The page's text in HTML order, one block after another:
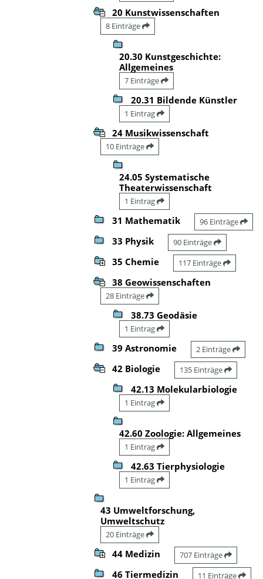
20 Kunstwissenschaften
8 Einträge
20.30 Kunstgeschichte:
Allgemeines
7 Einträge
20.31 Bildende Künstler
1 Eintrag
24 Musikwissenschaft
10 Einträge
24.05 Systematische
Theaterwissenschaft
1 Eintrag
31 Mathematik 96 Einträge
33 Physik 90 Einträge
35 Chemie 117 Einträge
38 Geowissenschaften
28 Einträge
38.73 Geodäsie
1 Eintrag
39 Astronomie 2 Einträge
42 Biologie 135 Einträge
42.13 Molekularbiologie
1 Eintrag
42.60 Zoologie: Allgemeines
1 Eintrag
42.63 Tierphysiologie
1 Eintrag
43 Umweltforschung,
Umweltschutz
20 Einträge
44 Medizin 707 Einträge
46 Tiermedizin 11 Einträge